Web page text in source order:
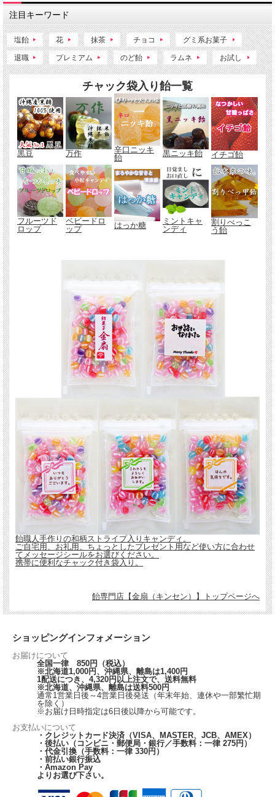
注目キーワード
塩飴 花 抹茶 チョコ グミ系お菓子
退職 プレミアム のど飴 ラムネ お試し
チャック袋入り飴一覧
黒豆 万作
辛口ニッキ
飴
黒ニッキ飴 イチゴ飴
フルーツド
ロップ
ベビードロ
ップ
はっか糖
ミントキャ
ンディ
割りべっこ
う飴
飴職人手作りの和柄ストライプ入りキャンディ。
ご自宅用、お礼用、ちょっとしたプレゼント用など使い方に合わせ
てメッセージシールをお選びください。
携帯に便利なチャック付き袋入り。
飴専門店【金扇（キンセン）】トップページへ
ショッピングインフォメーション
お届けについて
全国一律 850円（税込）
※北海道1,000円、沖縄県、離島は1,400円
1配送につき、4,320円以上注文で、送料無料
※北海道、沖縄県、離島は送料500円
通常1営業日後～4営業日後発送（年末年始、連休や一部繁忙期
を除く）
※お届け日時指定は6日後以降から可能です。
お支払いについて
・クレジットカード決済（VISA、MASTER、JCB、AMEX）
・後払い（コンビニ・郵便局・銀行／手数料：一律 275円）
・代金引換（手数料：一律 330円）
・前払い銀行振込
・Amazon Pay
よりお選び下さい。